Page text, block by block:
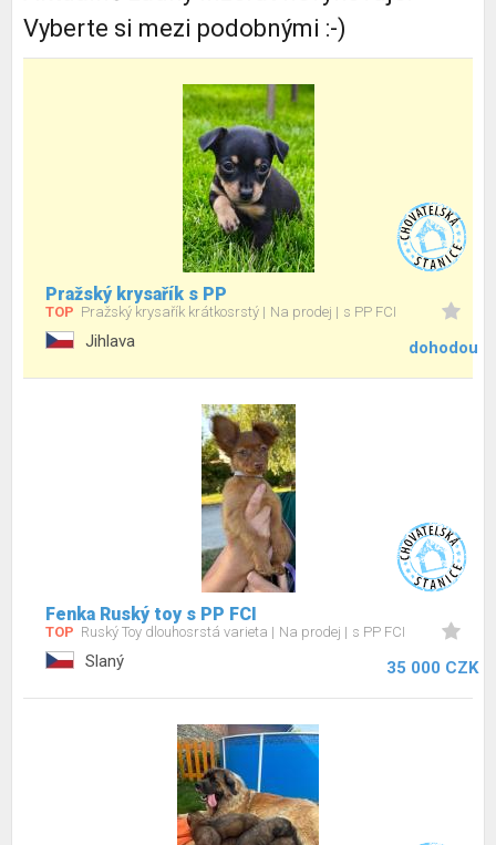
Vyberte si mezi podobnými :-)
Pražský krysařík s PP
TOP Pražský krysařík krátkosrstý Na prodej s PP FCI
Jihlava dohodou
Fenka Ruský toy s PP FCI
TOP Ruský Toy dlouhosrstá varieta Na prodej s PP FCI
Slaný 35 000 CZK